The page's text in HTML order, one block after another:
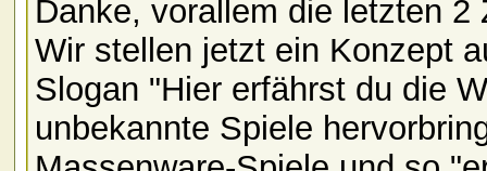
Danke, vorallem die letzten
Wir stellen jetzt ein Konzept
Slogan "Hier erfährst du die
unbekannte Spiele